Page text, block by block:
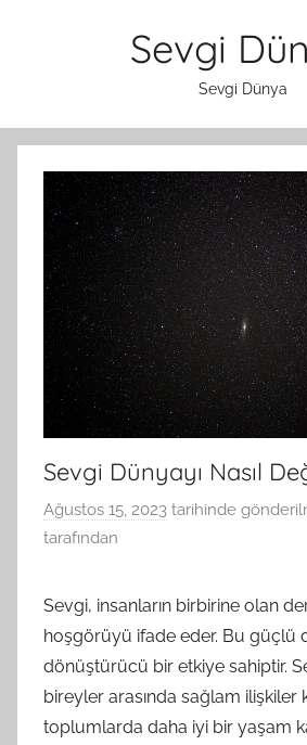
Sevgi
Sevgi Dünya
Sevgi Dünyayı Nasıl
Ağustos 15, 2023 tarihinde
tarafından
Sevgi, insanların birbirine olan
hoşgörüyü ifade eder. Bu güçlü
dönüştürücü bir etkiye sahiptir.
bireyler arasında sağlam ilişkiler
toplumlarda daha iyi bir yaşam